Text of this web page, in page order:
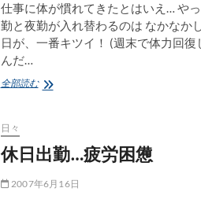
仕事に体が慣れてきたとはいえ… や
勤と夜勤が入れ替わるのは なかなか
日が、一番キツイ！ (週末で体力回
んだ…
全部読む眠
仕
日々
休日出勤…疲労困憊
2007年6月16日